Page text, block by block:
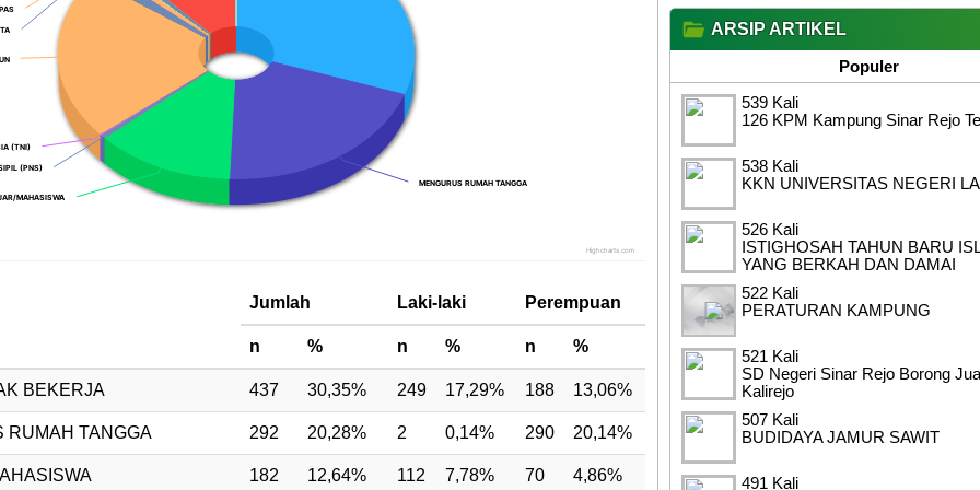
MENGURUS RUMAH TANGGA
MENGURUS RUMAH TANGGA
MAHASISWA
MAHASISWA
(PNS)
(PNS)
(TNI)
(TNI)
Highcharts.com
Jumlah Laki-laki Perempuan
n % n % n %
BEKERJA 437 30,35% 249 17,29% 188 13,06%
RUMAH TANGGA 292 20,28% 2 0,14% 290 20,14%
182 12,64% 112 7,78% 70 4,86%
ARSIP ARTIKEL
Populer
539 Kali
126 KPM Kampung Sinar Rejo
538 Kali
KKN UNIVERSITAS NEGERI
526 Kali
ISTIGHOSAH TAHUN BARU
YANG BERKAH DAN DAMAI
522 Kali
PERATURAN KAMPUNG
521 Kali
SD Negeri Sinar Rejo Borong
Kalirejo
507 Kali
BUDIDAYA JAMUR SAWIT
491 Kali